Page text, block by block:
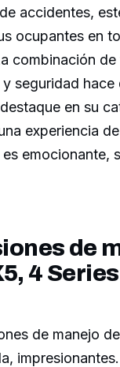
accidentes,
ocupantes en
combinación
seguridad hace
en su
experiencia
emocionante,
de
4
de manejo